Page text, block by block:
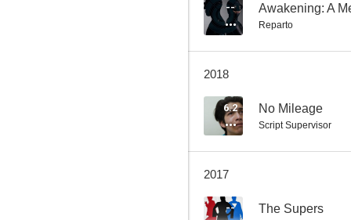
-- Awakening: A
Reparto
2018
6.2 No Mileage
Script Supervisor
2017
-- The Supers